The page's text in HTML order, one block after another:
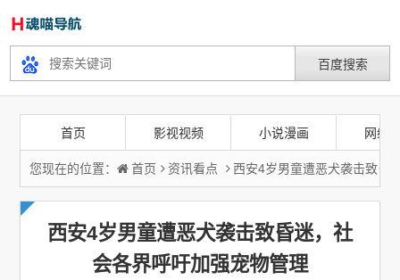
首页 影视视频 小说漫画 网络
您现在的位置： 首页 资讯看点 西安4岁男童遭恶犬袭击致昏
西安4岁男童遭恶犬袭击致昏迷，社
会各界呼吁加强宠物管理